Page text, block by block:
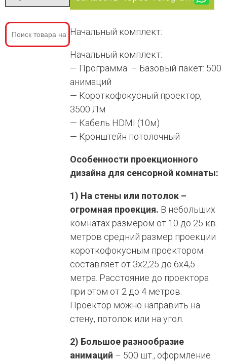
Начальный комплект:
Начальный комплект:
— Программа – Базовый пакет: 500
анимаций
— Короткофокусный проектор,
3500 Лм
— Кабель HDMI (10м)
— Кронштейн потолочный
Особенности проекционного
дизайна для сенсорной комнаты:
1) На стены или потолок –
огромная проекция. В небольших
комнатах размером от 10 до 25 кв.
метров средний размер проекции
короткофокусным проектором
составляет от 3х2,25 до 6х4,5
метра. Расстояние до проектора
при этом от 2 до 4 метров.
Проектор можно направить на
стену, потолок или на угол.
2) Большое разнообразие
анимаций – 500 шт., оформление